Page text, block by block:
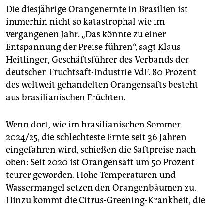
Die diesjährige Orangenernte in Brasilien ist
immerhin nicht so katastrophal wie im
vergangenen Jahr. „Das könnte zu einer
Entspannung der Preise führen“, sagt Klaus
Heitlinger, Geschäftsführer des Verbands der
deutschen Fruchtsaft-Industrie VdF. 80 Prozent
des weltweit gehandelten Orangensafts besteht
aus brasilianischen Früchten.
Wenn dort, wie im brasilianischen Sommer
2024/25, die schlechteste Ernte seit 36 Jahren
eingefahren wird, schießen die Saftpreise nach
oben: Seit 2020 ist Orangensaft um 50 Prozent
teurer geworden. Hohe Temperaturen und
Wassermangel setzen den Orangenbäumen zu.
Hinzu kommt die Citrus-Greening-Krankheit, die